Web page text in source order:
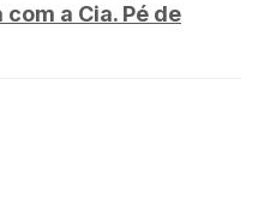
a Cia. Pé de